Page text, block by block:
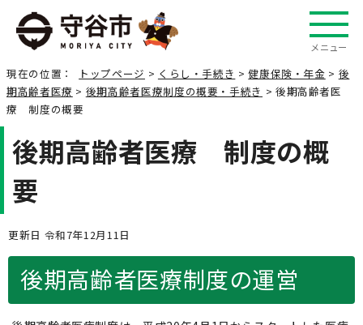
メニュー
現在の位置： トップページ > くらし・手続き >健康保険・年金 > 後
期高齢者医療 > 後期高齢者医療制度の概要・手続き > 後期高齢者医
療 制度の概要
後期高齢者医療 制度の概
要
更新日 令和7年12月11日
後期高齢者医療制度の運営